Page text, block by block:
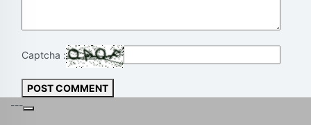
Captcha :
POST COMMENT
---